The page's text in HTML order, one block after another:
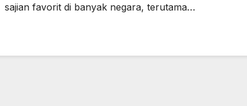
sajian favorit di banyak negara, terutama…